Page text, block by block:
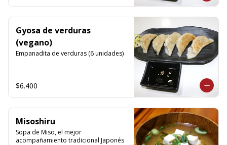
Gyosa de verduras
(vegano)
Empanadita de verduras (6 unidades)
$6.400
Misoshiru
Sopa de Miso, el mejor
acompañamiento tradicional Japonés